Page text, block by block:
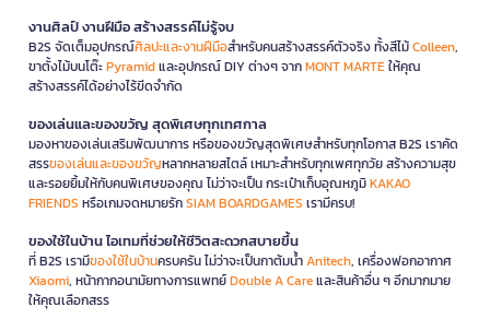
งานศิลป์ งานฝีมือ สร้างสรรค์ไม่รู้จบ
B2S จัดเต็มอุปกรณ์ศิลปะและงานฝีมือสำหรับคนสร้างสรรค์ตัวจริง ทั้งสีไม้Colleen,
ขาตั้งไม้บนโต๊ะPyramidและอุปกรณ์ DIY ต่างๆ จากMONT MARTEให้คุณ
สร้างสรรค์ได้อย่างไร้ขีดจำกัด
ของเล่นและของขวัญ สุดพิเศษทุกเทศกาล
มองหาของเล่นเสริมพัฒนาการ หรือของขวัญสุดพิเศษสำหรับทุกโอกาส B2S เราคัด
สรรของเล่นและของขวัญหลากหลายสไตล์ เหมาะสำหรับทุกเพศทุกวัย สร้างความสุข
และรอยยิ้มให้กับคนพิเศษของคุณ ไม่ว่าจะเป็น กระเป๋าเก็บอุณหภูมิKAKAO
FRIENDS หรือเกมจดหมายรักSIAM BOARDGAMES เรามีครบ!
ของใช้ในบ้าน ไอเทมที่ช่วยให้ชีวิตสะดวกสบายขึ้น
ที่ B2S เรามีของใช้ในบ้านครบครัน ไม่ว่าจะเป็นกาต้มน้ำAnitech, เครื่องฟอกอากาศ
Xiaomi, หน้ากากอนามัยทางการแพทย์Double A Careและสินค้าอื่น ๆ อีกมากมาย
ให้คุณเลือกสรร